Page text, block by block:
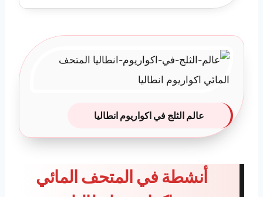
عالم الثلج في اكواريوم انطاليا
أنشطة في المتحف المائي